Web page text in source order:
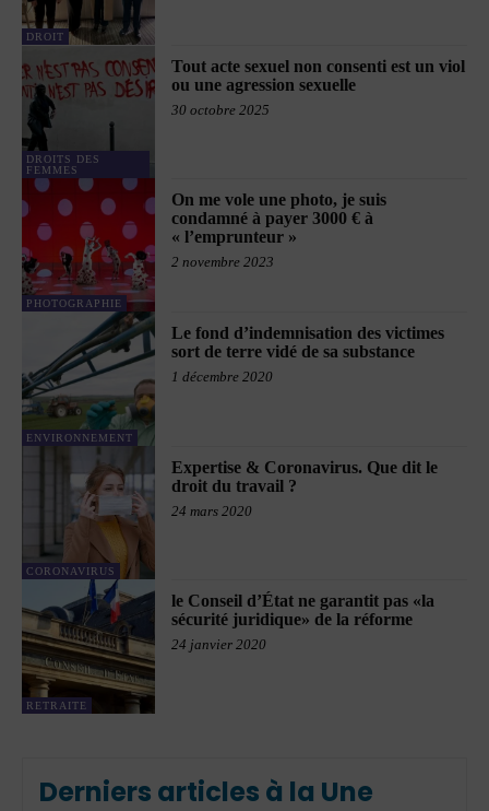
DROIT
DROITS DES
FEMMES
Tout acte sexuel non consenti est un viol
ou une agression sexuelle
30 octobre 2025
PHOTOGRAPHIE
On me vole une photo, je suis
condamné à payer 3000 € à
« l’emprunteur »
2 novembre 2023
ENVIRONNEMENT
Le fond d’indemnisation des victimes
sort de terre vidé de sa substance
1 décembre 2020
CORONAVIRUS
Expertise & Coronavirus. Que dit le
droit du travail ?
24 mars 2020
RETRAITE
le Conseil d’État ne garantit pas «la
sécurité juridique» de la réforme
24 janvier 2020
Derniers articles à la Une